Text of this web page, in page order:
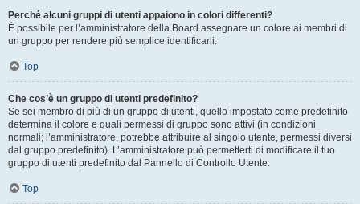
Perché alcuni gruppi di utenti appaiono in colori differenti?
È possibile per l’amministratore della Board assegnare un colore ai membri di
un gruppo per rendere più semplice identificarli.
Top
Che cos’è un gruppo di utenti predefinito?
Se sei membro di più di un gruppo di utenti, quello impostato come predefinito
determina il colore e quali permessi di gruppo sono attivi (in condizioni
normali; l’amministratore, potrebbe attribuire al singolo utente, permessi diversi
dal gruppo predefinito). L’amministratore può permetterti di modificare il tuo
gruppo di utenti predefinito dal Pannello di Controllo Utente.
Top